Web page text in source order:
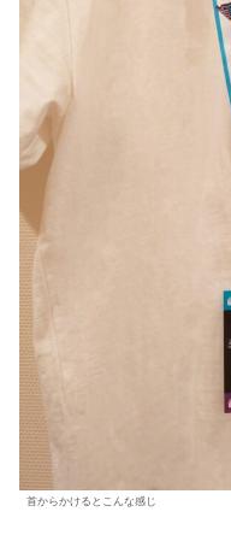
首からかけるとこんな感じ